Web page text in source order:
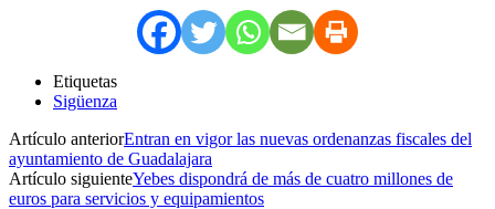
Etiquetas
Sigüenza
Artículo anteriorEntran en vigor las nuevas ordenanzas fiscales del
ayuntamiento de Guadalajara
Artículo siguienteYebes dispondrá de más de cuatro millones de
euros para servicios y equipamientos